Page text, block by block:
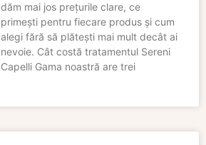
dăm mai jos prețurile clare, ce
primești pentru fiecare produs și cum
alegi fără să plătești mai mult decât ai
nevoie. Cât costă tratamentul Sereni
Capelli Gama noastră are trei